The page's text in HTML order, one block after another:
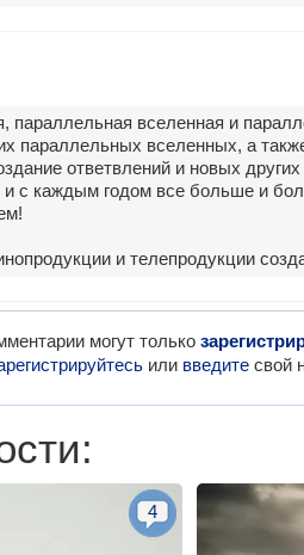
параллельная вселенная и
параллельных вселенных, а
ответвлений и новых
и с каждым годом все больше и
и телепродукции
могут только
или введитесвой
4